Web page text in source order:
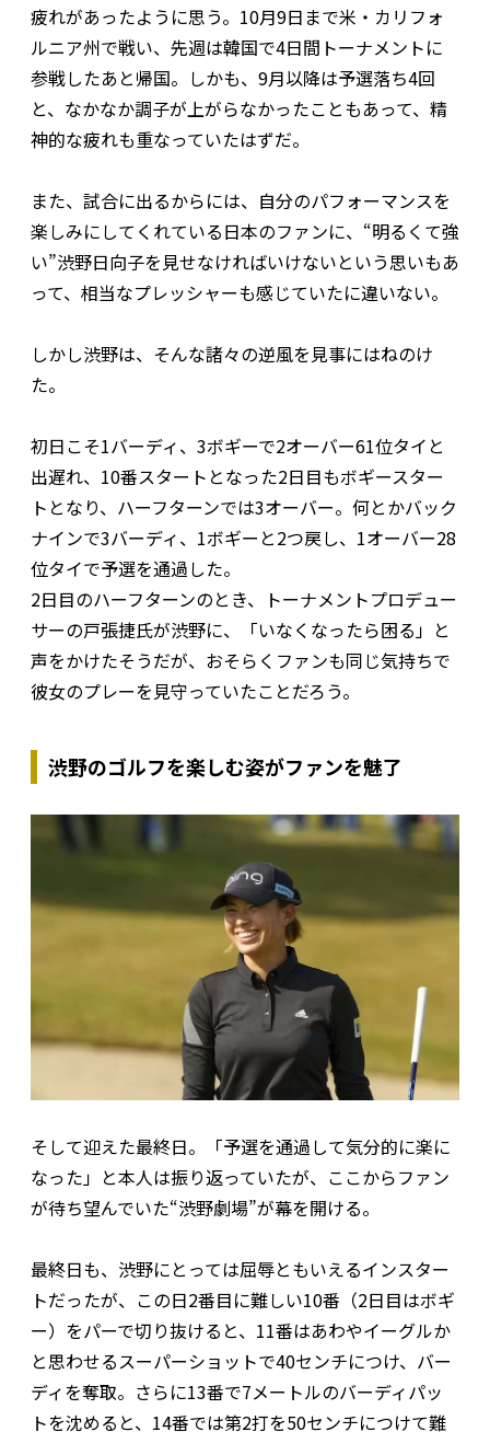
疲れがあったように思う。10月9日まで米・カリフォ
ルニア州で戦い、先週は韓国で4日間トーナメントに
参戦したあと帰国。しかも、9月以降は予選落ち4回
と、なかなか調子が上がらなかったこともあって、精
神的な疲れも重なっていたはずだ。
また、試合に出るからには、自分のパフォーマンスを
楽しみにしてくれている日本のファンに、“明るくて強
い”渋野日向子を見せなければいけないという思いもあ
って、相当なプレッシャーも感じていたに違いない。
しかし渋野は、そんな諸々の逆風を見事にはねのけ
た。
初日こそ1バーディ、3ボギーで2オーバー61位タイと
出遅れ、10番スタートとなった2日目もボギースター
トとなり、ハーフターンでは3オーバー。何とかバック
ナインで3バーディ、1ボギーと2つ戻し、1オーバー28
位タイで予選を通過した。
2日目のハーフターンのとき、トーナメントプロデュー
サーの戸張捷氏が渋野に、「いなくなったら困る」と
声をかけたそうだが、おそらくファンも同じ気持ちで
彼女のプレーを見守っていたことだろう。
渋野のゴルフを楽しむ姿がファンを魅了
そして迎えた最終日。「予選を通過して気分的に楽に
なった」と本人は振り返っていたが、ここからファン
が待ち望んでいた“渋野劇場”が幕を開ける。
最終日も、渋野にとっては屈辱ともいえるインスター
トだったが、この日2番目に難しい10番（2日目はボギ
ー）をパーで切り抜けると、11番はあわやイーグルか
と思わせるスーパーショットで40センチにつけ、バー
ディを奪取。さらに13番で7メートルのバーディパッ
トを沈めると、14番では第2打を50センチにつけて難